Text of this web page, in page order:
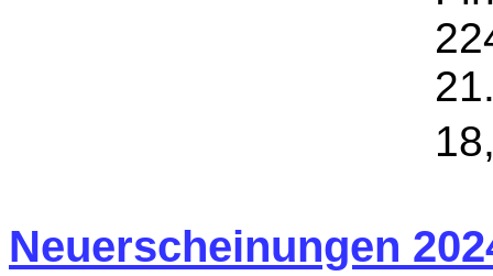
Neuerscheinungen